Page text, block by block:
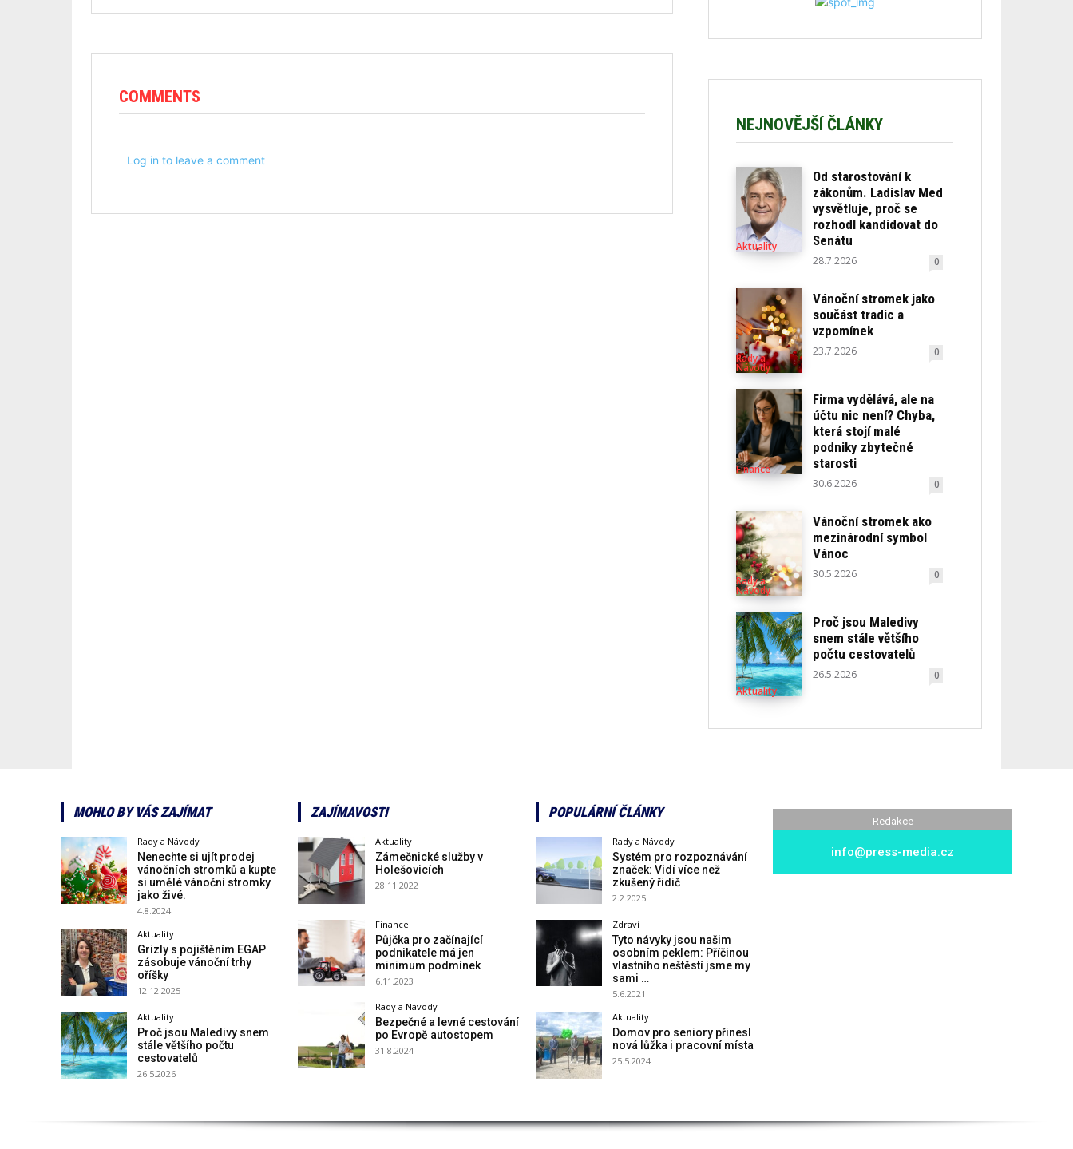
COMMENTS
Log in to leave a comment
NEJNOVĚJŠÍ ČLÁNKY
Aktuality
Od starostování k
zákonům. Ladislav Med
vysvětluje, proč se
rozhodl kandidovat do
Senátu
28.7.2026 0
Rady a
Návody
Vánoční stromek jako
součást tradic a
vzpomínek
23.7.2026 0
Finance
Firma vydělává, ale na
účtu nic není? Chyba,
která stojí malé
podniky zbytečné
starosti
30.6.2026 0
Rady a
Návody
Vánoční stromek ako
mezinárodní symbol
Vánoc
30.5.2026 0
Aktuality
Proč jsou Maledivy
snem stále většího
počtu cestovatelů
26.5.2026 0
MOHLO BY VÁS ZAJÍMAT
Rady a Návody
Nenechte si ujít prodej
vánočních stromků a kupte
si umělé vánoční stromky
jako živé.
4.8.2024
Aktuality
Grizly s pojištěním EGAP
zásobuje vánoční trhy
oříšky
12.12.2025
Aktuality
Proč jsou Maledivy snem
stále většího počtu
cestovatelů
26.5.2026
ZAJÍMAVOSTI
Aktuality
Zámečnické služby v
Holešovicích
28.11.2022
Finance
Půjčka pro začínající
podnikatele má jen
minimum podmínek
6.11.2023
Rady a Návody
Bezpečné a levné cestování
po Evropě autostopem
31.8.2024
POPULÁRNÍ ČLÁNKY
Rady a Návody
Systém pro rozpoznávání
značek: Vidí více než
zkušený řidič
2.2.2025
Zdraví
Tyto návyky jsou našim
osobním peklem: Příčinou
vlastního neštěstí jsme my
sami …
5.6.2021
Aktuality
Domov pro seniory přinesl
nová lůžka i pracovní místa
25.5.2024
Redakce
info@press-media.cz